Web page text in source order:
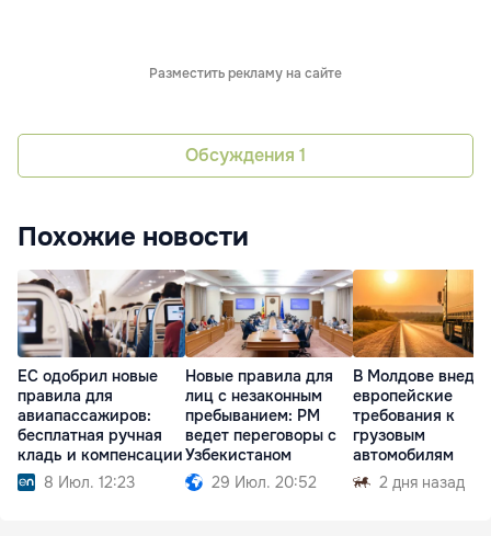
Разместить рекламу на сайте
Обсуждения 1
Похожие новости
ЕС одобрил новые
правила для
авиапассажиров:
бесплатная ручная
кладь и компенсации
8 Июл. 12:23
Новые правила для
лиц с незаконным
пребыванием: РМ
ведет переговоры с
Узбекистаном
29 Июл. 20:52
В Молдове
европейские
требования к
грузовым
автомобилям
2 дня назад